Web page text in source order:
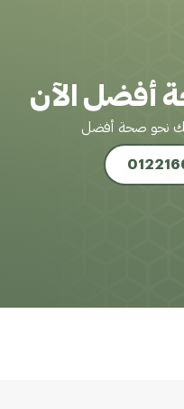
أفضل الآن
نحو صحة أفضل